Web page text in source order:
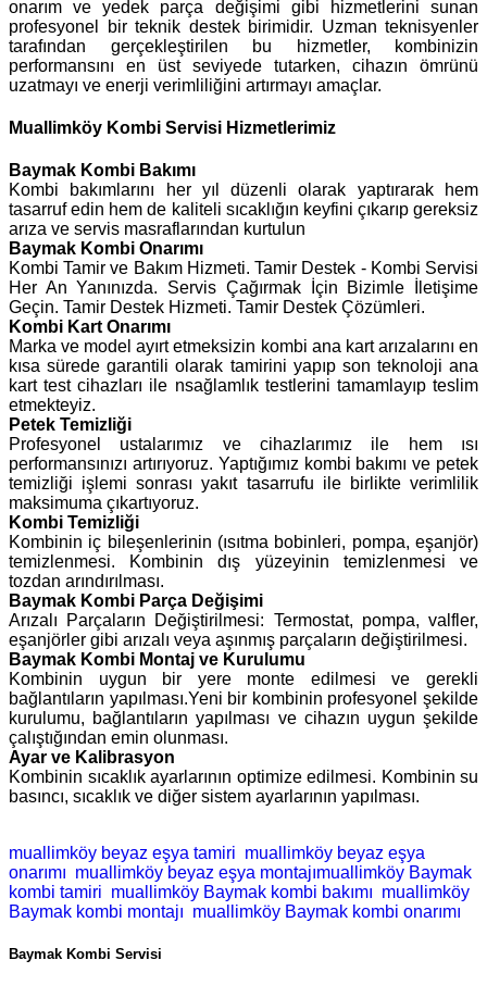
onarım ve yedek parça değişimi gibi hizmetlerini sunan
profesyonel bir teknik destek birimidir. Uzman teknisyenler
tarafından gerçekleştirilen bu hizmetler, kombinizin
performansını en üst seviyede tutarken, cihazın ömrünü
uzatmayı ve enerji verimliliğini artırmayı amaçlar.
Muallimköy Kombi Servisi Hizmetlerimiz
Baymak Kombi Bakımı
Kombi bakımlarını her yıl düzenli olarak yaptırarak hem
tasarruf edin hem de kaliteli sıcaklığın keyfini çıkarıp gereksiz
arıza ve servis masraflarından kurtulun
Baymak Kombi Onarımı
Kombi Tamir ve Bakım Hizmeti. Tamir Destek - Kombi Servisi
Her An Yanınızda. Servis Çağırmak İçin Bizimle İletişime
Geçin. Tamir Destek Hizmeti. Tamir Destek Çözümleri.
Kombi Kart Onarımı
Marka ve model ayırt etmeksizin kombi ana kart arızalarını en
kısa sürede garantili olarak tamirini yapıp son teknoloji ana
kart test cihazları ile nsağlamlık testlerini tamamlayıp teslim
etmekteyiz.
Petek Temizliği
Profesyonel ustalarımız ve cihazlarımız ile hem ısı
performansınızı artırıyoruz. Yaptığımız kombi bakımı ve petek
temizliği işlemi sonrası yakıt tasarrufu ile birlikte verimlilik
maksimuma çıkartıyoruz.
Kombi Temizliği
Kombinin iç bileşenlerinin (ısıtma bobinleri, pompa, eşanjör)
temizlenmesi. Kombinin dış yüzeyinin temizlenmesi ve
tozdan arındırılması.
Baymak Kombi Parça Değişimi
Arızalı Parçaların Değiştirilmesi: Termostat, pompa, valfler,
eşanjörler gibi arızalı veya aşınmış parçaların değiştirilmesi.
Baymak Kombi Montaj ve Kurulumu
Kombinin uygun bir yere monte edilmesi ve gerekli
bağlantıların yapılması.Yeni bir kombinin profesyonel şekilde
kurulumu, bağlantıların yapılması ve cihazın uygun şekilde
çalıştığından emin olunması.
Ayar ve Kalibrasyon
Kombinin sıcaklık ayarlarının optimize edilmesi. Kombinin su
basıncı, sıcaklık ve diğer sistem ayarlarının yapılması.
muallimköy beyaz eşya tamiri muallimköy beyaz eşya
onarımı muallimköy beyaz eşya montajımuallimköy Baymak
kombi tamiri muallimköy Baymak kombi bakımı muallimköy
Baymak kombi montajı muallimköy Baymak kombi onarımı
Baymak Kombi Servisi